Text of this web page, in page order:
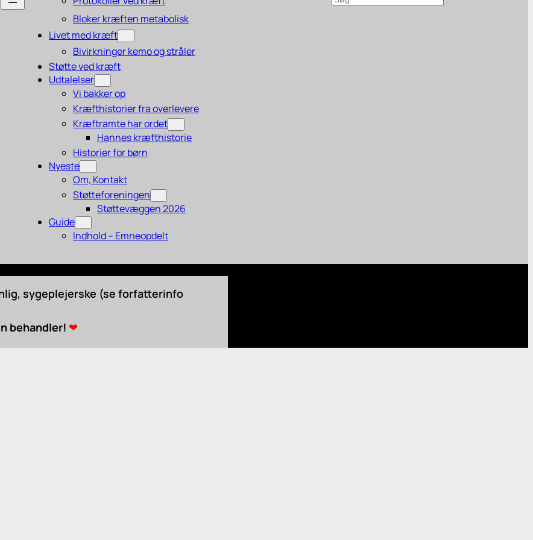
Bloker kræften metabolisk
Livet med kræft
Bivirkninger kemo og stråler
Støtte ved kræft
Udtalelser
Vi bakker op
Kræfthistorier fra overlevere
Kræftramte har ordet
Hannes kræfthistorie
Historier for børn
Nyeste
Om, Kontakt
Støtteforeningen
Støttevæggen 2026
Guide
Indhold – Emneopdelt
sygeplejerske (se forfatterinfo
behandler! ❤